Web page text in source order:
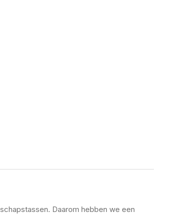
Daarom hebben we een